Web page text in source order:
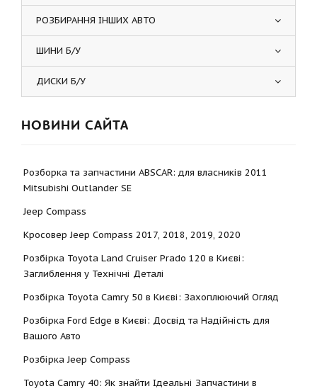
РОЗБИРАННЯ ІНШИХ АВТО
ШИНИ Б/У
ДИСКИ Б/У
НОВИНИ САЙТА
Розборка та запчастини ABSCAR: для власників 2011
Mitsubishi Outlander SE
Jeep Compass
Кросовер Jeep Compass 2017, 2018, 2019, 2020
Розбірка Toyota Land Cruiser Prado 120 в Києві:
Заглиблення у Технічні Деталі
Розбірка Toyota Camry 50 в Києві: Захоплюючий Огляд
Розбірка Ford Edge в Києві: Досвід та Надійність для
Вашого Авто
Розбірка Jeep Compass
Toyota Camry 40: Як знайти Ідеальні Запчастини в